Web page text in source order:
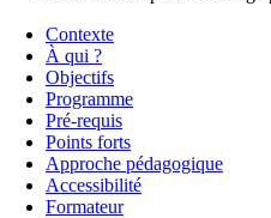
Contexte
À qui ?
Objectifs
Programme
Pré-requis
Points forts
Approche pédagogique
Accessibilité
Formateur